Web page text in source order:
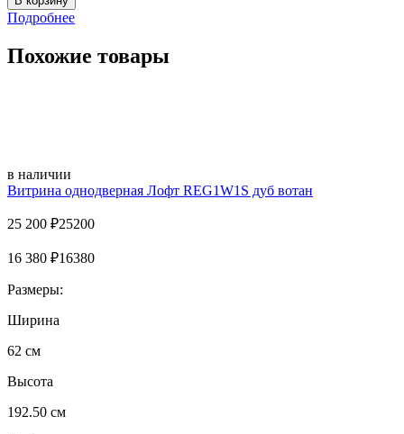
Подробнее
Похожие товары
в наличии
Витрина однодверная Лофт REG1W1S дуб вотан
25 200 ₽25200
16 380 ₽16380
Размеры:
Ширина
62 см
Высота
192.50 см